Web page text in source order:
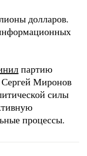
долларов.
партию
Миронов
силы
процессы.